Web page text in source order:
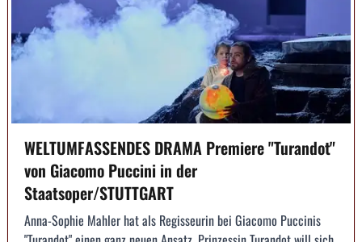
WELTUMFASSENDES DRAMA Premiere "Turandot"
von Giacomo Puccini in der
Staatsoper/STUTTGART
Anna-Sophie Mahler hat als Regisseurin bei Giacomo Puccinis